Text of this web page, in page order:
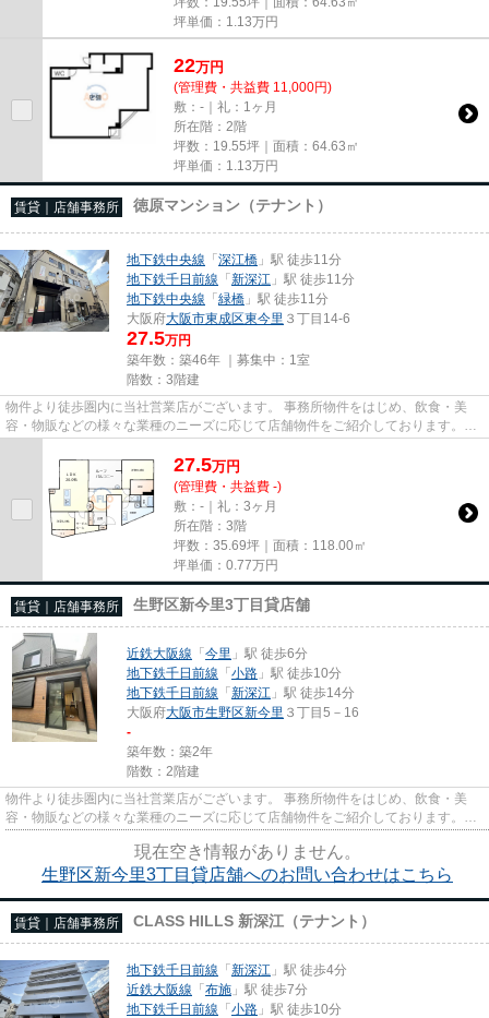
坪単価： 1.13万円
22万円
(管理費・共益費 11,000円)
敷：-｜礼：1ヶ月
所在階：2階
坪数：19.55坪｜面積：64.63㎡
坪単価： 1.13万円
賃貸｜店舗事務所 徳原マンション（テナント）
地下鉄中央線 「深江橋 」駅 徒歩11分
地下鉄千日前線 「新深江 」駅 徒歩11分
地下鉄中央線 「緑橋 」駅 徒歩11分
大阪府大阪市東成区東今里 ３丁目14-6
27.5万円
築年数：築46年 ｜募集中： 1室
階数：3階建
物件より徒歩圏内に当社営業店がございます。 事務所物件をはじめ、飲食・美
容・物販などの様々な業種のニーズに応じて店舗物件をご紹介しております。
尚、弊社ではおとり広告は一切...
27.5万円
(管理費・共益費 -)
敷：-｜礼：3ヶ月
所在階：3階
坪数：35.69坪｜面積：118.00㎡
坪単価： 0.77万円
賃貸｜店舗事務所 生野区新今里3丁目貸店舗
近鉄大阪線 「今里 」駅 徒歩6分
地下鉄千日前線 「小路 」駅 徒歩10分
地下鉄千日前線 「新深江 」駅 徒歩14分
大阪府大阪市生野区新今里 ３丁目5－16
-
築年数：築2年
階数：2階建
物件より徒歩圏内に当社営業店がございます。 事務所物件をはじめ、飲食・美
容・物販などの様々な業種のニーズに応じて店舗物件をご紹介しております。
尚、弊社ではおとり広告は一切...
現在空き情報がありません。
生野区新今里3丁目貸店舗へのお問い合わせはこちら
賃貸｜店舗事務所 CLASS HILLS 新深江（テナント）
地下鉄千日前線 「新深江 」駅 徒歩4分
近鉄大阪線 「布施 」駅 徒歩7分
地下鉄千日前線 「小路 」駅 徒歩10分